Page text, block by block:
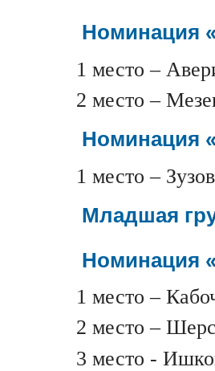
Номинация
1 место –
2 место –
Номинация
1 место –
Младшая
Номинация
1 место –
2 место –
3 место -